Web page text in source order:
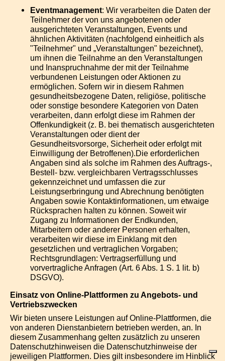
Eventmanagement: Wir verarbeiten die Daten der
Teilnehmer der von uns angebotenen oder
ausgerichteten Veranstaltungen, Events und
ähnlichen Aktivitäten (nachfolgend einheitlich als
"Teilnehmer" und „Veranstaltungen" bezeichnet),
um ihnen die Teilnahme an den Veranstaltungen
und Inanspruchnahme der mit der Teilnahme
verbundenen Leistungen oder Aktionen zu
ermöglichen. Sofern wir in diesem Rahmen
gesundheitsbezogene Daten, religiöse, politische
oder sonstige besondere Kategorien von Daten
verarbeiten, dann erfolgt diese im Rahmen der
Offenkundigkeit (z. B. bei thematisch ausgerichteten
Veranstaltungen oder dient der
Gesundheitsvorsorge, Sicherheit oder erfolgt mit
Einwilligung der Betroffenen).Die erforderlichen
Angaben sind als solche im Rahmen des Auftrags-,
Bestell- bzw. vergleichbaren Vertragsschlusses
gekennzeichnet und umfassen die zur
Leistungserbringung und Abrechnung benötigten
Angaben sowie Kontaktinformationen, um etwaige
Rücksprachen halten zu können. Soweit wir
Zugang zu Informationen der Endkunden,
Mitarbeitern oder anderer Personen erhalten,
verarbeiten wir diese im Einklang mit den
gesetzlichen und vertraglichen Vorgaben;
Rechtsgrundlagen: Vertragserfüllung und
vorvertragliche Anfragen (Art. 6 Abs. 1 S. 1 lit. b)
DSGVO).
Einsatz von Online-Plattformen zu Angebots- und
Vertriebszwecken
Wir bieten unsere Leistungen auf Online-Plattformen, die
von anderen Dienstanbietern betrieben werden, an. In
diesem Zusammenhang gelten zusätzlich zu unseren
Datenschutzhinweisen die Datenschutzhinweise der
jeweiligen Plattformen. Dies gilt insbesondere im Hinblick